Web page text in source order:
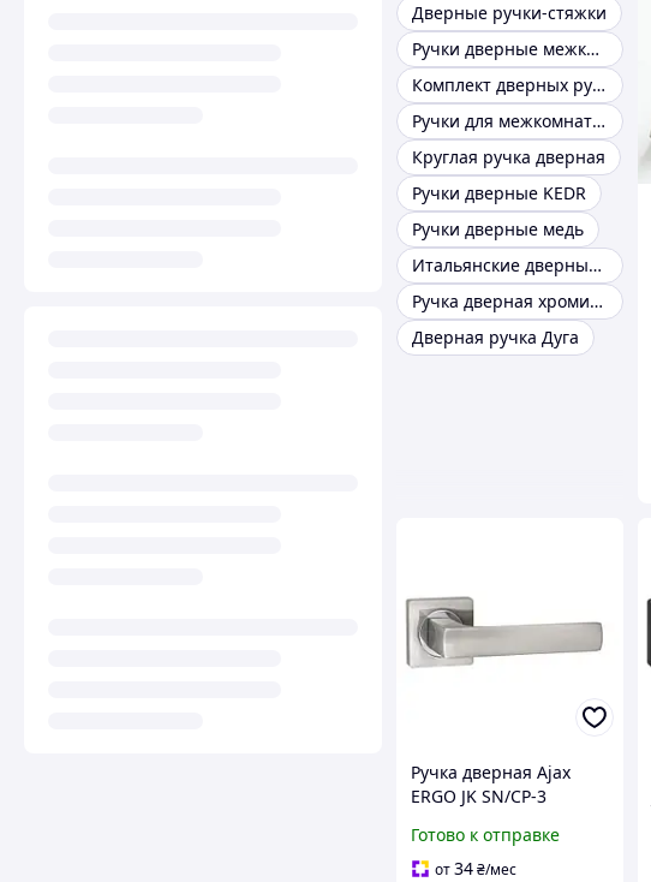
Дверные ручки-стяжки
Ручки дверные межкомнатные
Комплект дверных ручек
Ручки для межкомнатных дверей дверные ручки
Круглая ручка дверная
Ручки дверные KEDR
Ручки дверные медь
Итальянские дверные ручки
Ручка дверная хромированная
Дверная ручка Дуга
Ручка дверная Ajax
ERGO JK SN/CP-3
Готово к отправке
от34₴/мес